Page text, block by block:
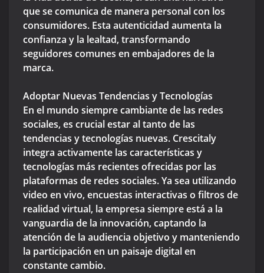
que se comunica de manera personal con los
consumidores. Esta autenticidad aumenta la
confianza y la lealtad, transformando
seguidores comunes en embajadores de la
marca.
Adoptar Nuevas Tendencias y Tecnologías
En el mundo siempre cambiante de las redes
sociales, es crucial estar al tanto de las
tendencias y tecnologías nuevas. Crescitaly
integra activamente las características y
tecnologías más recientes ofrecidas por las
plataformas de redes sociales. Ya sea utilizando
video en vivo, encuestas interactivas o filtros de
realidad virtual, la empresa siempre está a la
vanguardia de la innovación, captando la
atención de la audiencia objetivo y manteniendo
la participación en un paisaje digital en
constante cambio.